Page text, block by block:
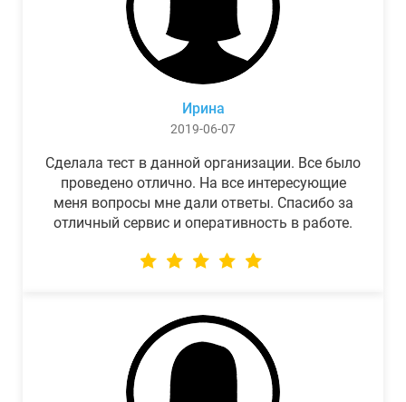
Ирина
2019-06-07
Сделала тест в данной организации. Все было
проведено отлично. На все интересующие
меня вопросы мне дали ответы. Спасибо за
отличный сервис и оперативность в работе.